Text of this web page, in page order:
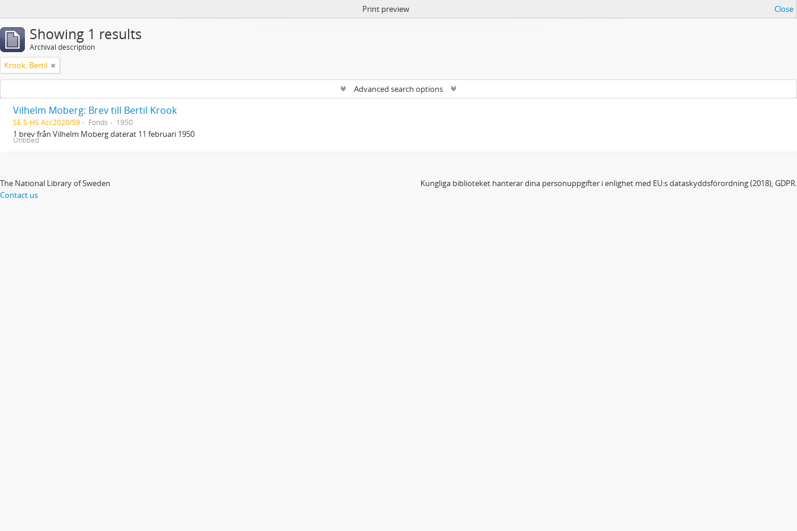
Print preview Close
Showing 1 results
Archival description
Krook, Bertil
Advanced search options
Vilhelm Moberg: Brev till Bertil Krook
SE S-HS Acc2020/59 Fonds 1950
1 brev från Vilhelm Moberg daterat 11 februari 1950
Untitled
The National Library of Sweden
Contact us
Kungliga biblioteket hanterar dina personuppgifter i enlighet med EU:s dataskyddsförordning (2018), GDPR.